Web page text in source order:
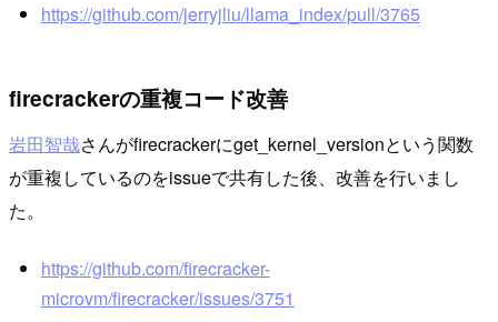
https://github.com/jerryjliu/llama_index/pull/3765
firecrackerの重複コード改善
岩田智哉さんがfirecrackerにget_kernel_versionという関数
が重複しているのをissueで共有した後、改善を行いまし
た。
https://github.com/firecracker-
microvm/firecracker/issues/3751